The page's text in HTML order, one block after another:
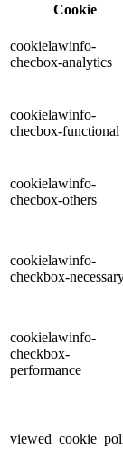
Cookie
cookielawinfo-
checbox-analytics
cookielawinfo-
checbox-functional
cookielawinfo-
checbox-others
cookielawinfo-
checkbox-
cookielawinfo-
checkbox-
performance